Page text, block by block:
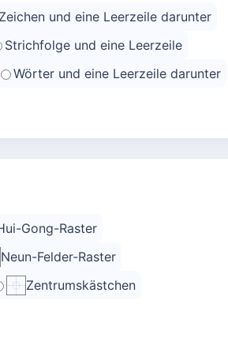
Zeichen und eine Leerzeile darunter
Strichfolge und eine Leerzeile
Wörter und eine Leerzeile darunter
Gong-Raster
Neun-Felder-Raster
Zentrumskästchen